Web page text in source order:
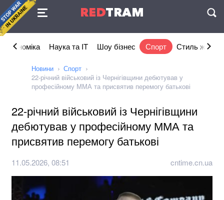
REDTRAM
Угода
Економіка Наука та IT Шоу бізнес Спорт Стиль життя
Новини
Спорт
22-річний військовий із Чернігівщини дебютував у
професійному ММА та присвятив перемогу батькові
22-річний військовий із Чернігівщини
дебютував у професійному ММА та
присвятив перемогу батькові
11.05.2026, 08:51 cntime.cn.ua